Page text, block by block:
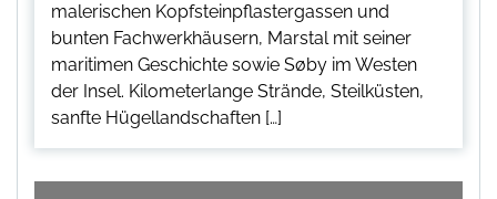
malerischen Kopfsteinpflastergassen und
bunten Fachwerkhäusern, Marstal mit seiner
maritimen Geschichte sowie Søby im Westen
der Insel. Kilometerlange Strände, Steilküsten,
sanfte Hügellandschaften […]